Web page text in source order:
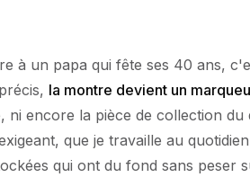
à un papa qui fête ses 40 ans,
la montre devient un
ni encore la pièce de collection
que je travaille au
qui ont du fond sans peser